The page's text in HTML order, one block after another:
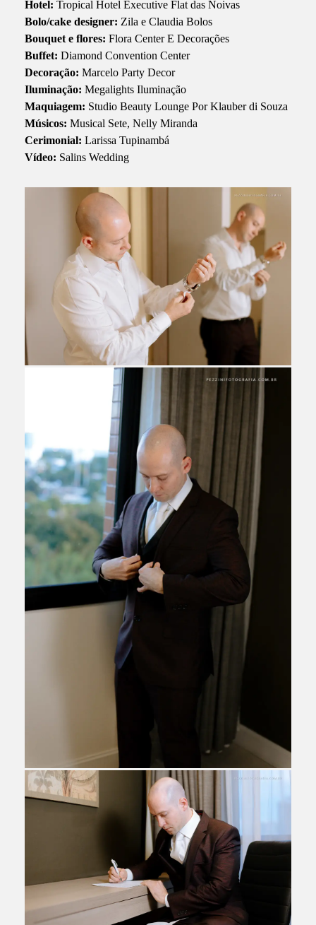
Hotel: Tropical Hotel Executive Flat das Noivas
Bolo/cake designer: Zila e Claudia Bolos
Bouquet e flores: Flora Center E Decorações
Buffet: Diamond Convention Center
Decoração: Marcelo Party Decor
Iluminação: Megalights Iluminação
Maquiagem: Studio Beauty Lounge Por Klauber di Souza
Músicos: Musical Sete, Nelly Miranda
Cerimonial: Larissa Tupinambá
Vídeo: Salins Wedding